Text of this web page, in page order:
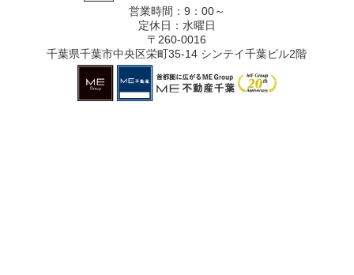
営業時間：9：00～
定休日：水曜日
〒260-0016
千葉県千葉市中央区栄町35-14 シンテイ千葉ビル2階